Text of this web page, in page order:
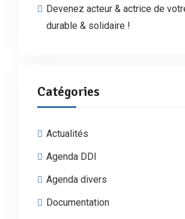
Devenez acteur & actrice de
durable & solidaire !
Catégories
Actualités
Agenda DDI
Agenda divers
Documentation